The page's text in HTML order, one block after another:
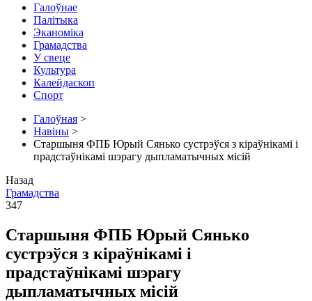
Галоўнае
Палітыка
Эканоміка
Грамадства
У свеце
Культура
Калейдаскоп
Спорт
Галоўная >
Навіны >
Старшыня ФПБ Юрый Сянько сустрэўся з кіраўнікамі і
прадстаўнікамі шэрагу дыпламатычных місій
Назад
Грамадства
347
Старшыня ФПБ Юрый Сянько
сустрэўся з кіраўнікамі і
прадстаўнікамі шэрагу
дыпламатычных місій